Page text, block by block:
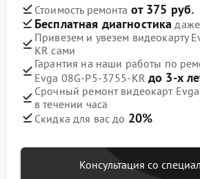
Стоимость ремонта от 375 руб.
Бесплатная диагностика
Привезем и увезем видеокарту
KR сами
Гарантия на наши работы по
Evga 08G-P5-3755-KR до 3-х
Срочный ремонт видеокарт
в течении часа
Скидка для вас до 20%
Консультация со